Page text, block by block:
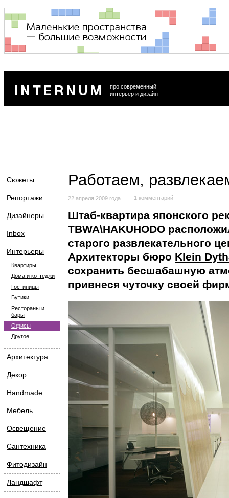
про современный
интерьер и дизайн
Сюжеты
Репортажи
Дизайнеры
Inbox
Интерьеры
Квартиры
Дома и коттеджи
Гостиницы
Бутики
Рестораны и
бары
Офисы
Другое
Архитектура
Декор
Handmade
Мебель
Освещение
Сантехника
Фитодизайн
Ландшафт
Работаем,
22 апреля 2009 года 1 комментарий
Штаб-квартира японского
TBWA\HAKUHODO
старого развлекательного
Архитекторы бюро Klein
сохранить бесшабашную
привнеся чуточку своей